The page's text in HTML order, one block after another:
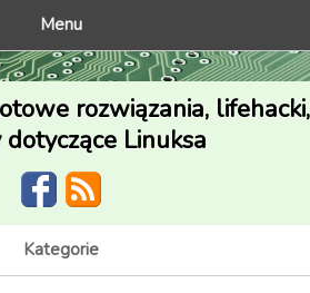
Menu
rozwiązania, lifehacki,
Linuksa
Kategorie